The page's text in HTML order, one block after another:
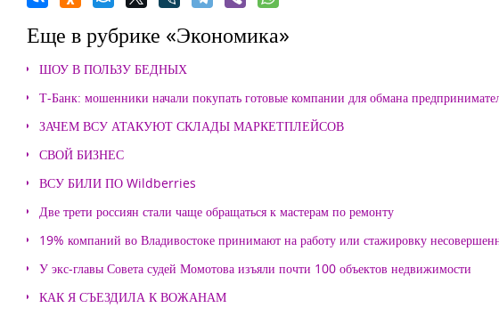
Еще в рубрике «Экономика»
ШОУ В ПОЛЬЗУ БЕДНЫХ
Т-Банк: мошенники начали покупать готовые компании для обмана
ЗАЧЕМ ВСУ АТАКУЮТ СКЛАДЫ МАРКЕТПЛЕЙСОВ
СВОЙ БИЗНЕС
ВСУ БИЛИ ПО Wildberries
Две трети россиян стали чаще обращаться к мастерам по ремонту
19% компаний во Владивостоке принимают на работу или стажировку
У экс-главы Совета судей Момотова изъяли почти 100 объектов недвижимости
КАК Я СЪЕЗДИЛА К ВОЖАНАМ